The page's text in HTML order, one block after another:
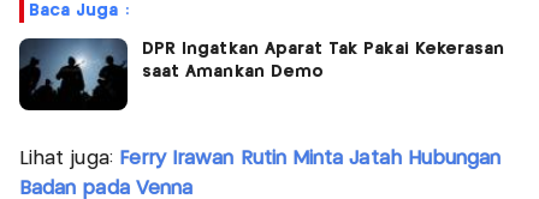
Baca Juga :
DPR Ingatkan Aparat Tak Pakai Kekerasan
saat Amankan Demo
Lihat juga: Ferry Irawan Rutin Minta Jatah Hubungan
Badan pada Venna